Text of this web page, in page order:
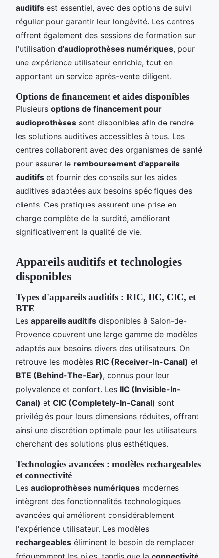
auditifs est essentiel, avec des options de suivi
régulier pour garantir leur longévité. Les centres
offrent également des sessions de formation sur
l'utilisation d'audioprothèses numériques, pour
une expérience utilisateur enrichie, tout en
apportant un service après-vente diligent.
Options de financement et aides disponibles
Plusieurs options de financement pour
audioprothèses sont disponibles afin de rendre
les solutions auditives accessibles à tous. Les
centres collaborent avec des organismes de santé
pour assurer le remboursement d'appareils
auditifs et fournir des conseils sur les aides
auditives adaptées aux besoins spécifiques des
clients. Ces pratiques assurent une prise en
charge complète de la surdité, améliorant
significativement la qualité de vie.
Appareils auditifs et technologies
disponibles
Types d'appareils auditifs : RIC, IIC, CIC, et
BTE
Les appareils auditifs disponibles à Salon-de-
Provence couvrent une large gamme de modèles
adaptés aux besoins divers des utilisateurs. On
retrouve les modèles RIC (Receiver-In-Canal) et
BTE (Behind-The-Ear), connus pour leur
polyvalence et confort. Les IIC (Invisible-In-
Canal) et CIC (Completely-In-Canal) sont
privilégiés pour leurs dimensions réduites, offrant
ainsi une discrétion optimale pour les utilisateurs
cherchant des solutions plus esthétiques.
Technologies avancées : modèles rechargeables
et connectivité
Les audioprothèses numériques modernes
intègrent des fonctionnalités technologiques
avancées qui améliorent considérablement
l'expérience utilisateur. Les modèles
rechargeables éliminent le besoin de remplacer
fréquemment les piles, tandis que la connectivité